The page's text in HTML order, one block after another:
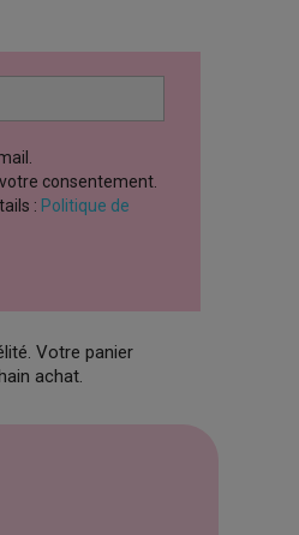
consentement.
: Politique de
Votre panier
achat.